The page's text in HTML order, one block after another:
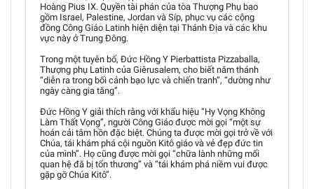
Hoàng Pius IX. Quyền tài phán của tòa Thượng Phụ bao
gồm Israel, Palestine, Jordan và Síp, phục vụ các cộng
đồng Công Giáo Latinh hiện diện tại Thánh Địa và các khu
vực này ở Trung Đông.
Trong một tuyên bố, Đức Hồng Y Pierbattista Pizzaballa,
Thượng phụ Latinh của Giêrusalem, cho biết năm thánh
“diễn ra trong bối cảnh bạo lực và chiến tranh”, “dường như
ngày càng gia tăng”.
Đức Hồng Y giải thích rằng với khẩu hiệu “Hy Vọng Không
Làm Thất Vọng”, người Công Giáo được mời gọi “một sự
hoán cải tâm hồn đặc biệt. Chúng ta được mời gọi trở về với
Chúa, tái khám phá cội nguồn Kitô giáo và vẻ đẹp đức tin
của mình”. Họ cũng được mời gọi “chữa lành những mối
quan hệ đã bị tổn thương” và “tái khám phá niềm vui được
gặp gỡ Chúa Kitô”.